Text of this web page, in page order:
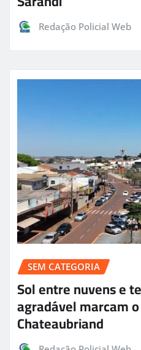
Redação Policial Web
SEM CATEGORIA
Sol entre nuvens e
agradável marcam
Chateaubriand